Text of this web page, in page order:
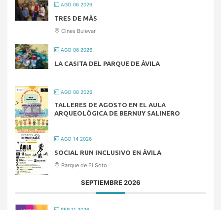
AGO 06 2026
TRES DE MÁS
Cines Bulevar
AGO 06 2026
LA CASITA DEL PARQUE DE ÁVILA
AGO 08 2026
TALLERES DE AGOSTO EN EL AULA
ARQUEOLÓGICA DE BERNUY SALINERO
AGO 14 2026
SOCIAL RUN INCLUSIVO EN ÁVILA
Parque de El Soto
SEPTIEMBRE 2026